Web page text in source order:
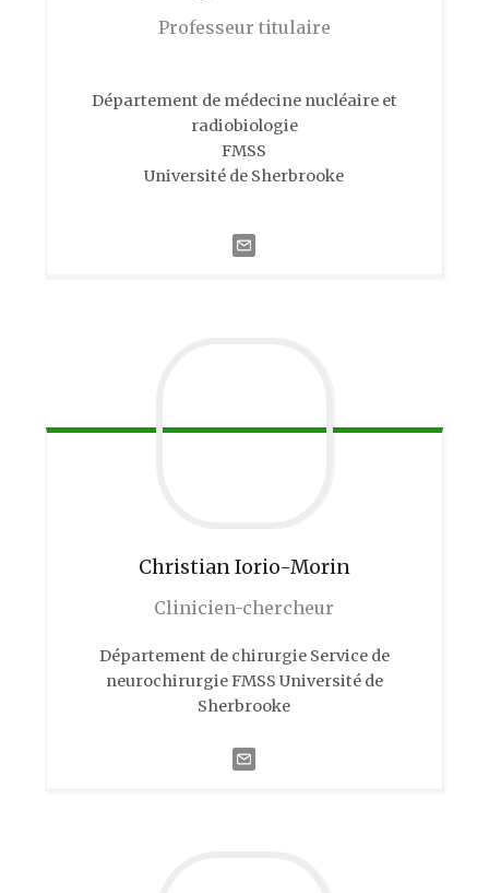
Professeur titulaire
Département de médecine nucléaire et
radiobiologie
FMSS
Université de Sherbrooke
ChristianIorio-Morin
Clinicien-chercheur
Département de chirurgie Service de
neurochirurgie FMSS Université de
Sherbrooke